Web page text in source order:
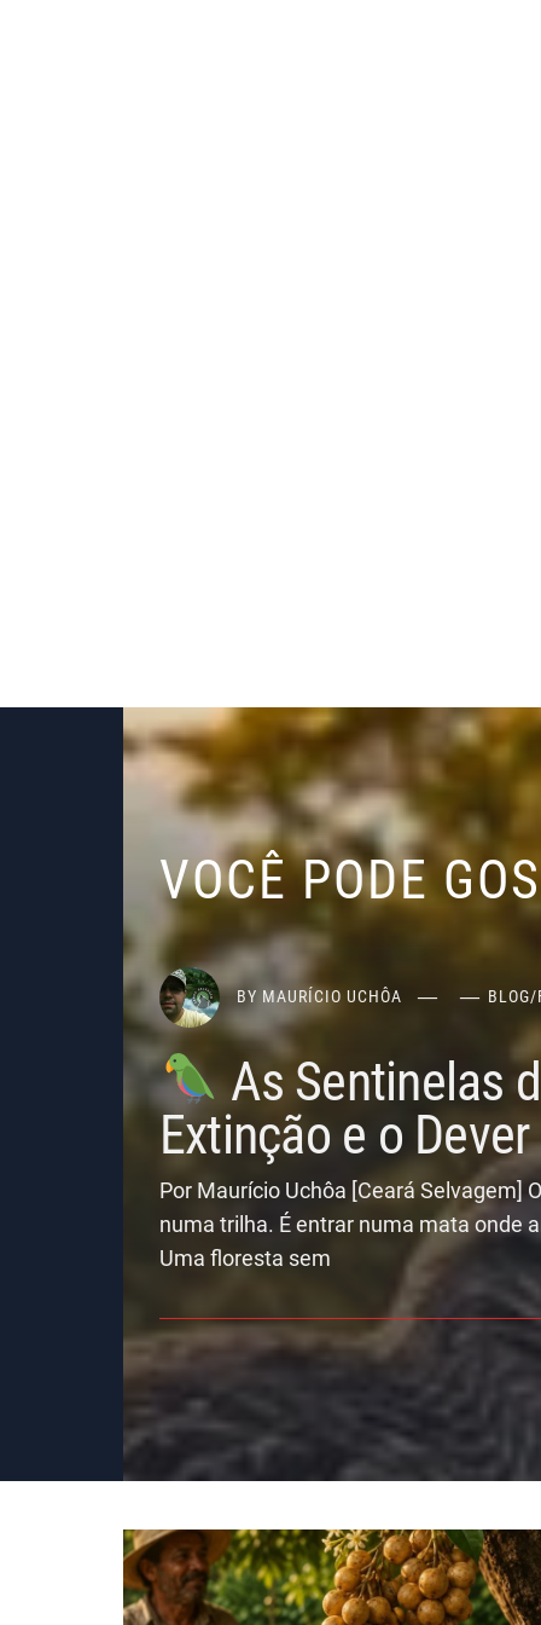
VOCÊ PODE
BY MAURÍCIO UCHÔA BLOG/
As Sentinelas
Extinção e o
Por Maurício Uchôa [Ceará Selvagem]
numa trilha. É entrar numa mata onde
Uma floresta sem